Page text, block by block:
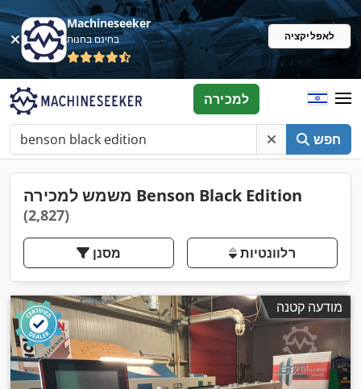
Machineseeker
בחינם בחנות לאפליקציה
חפש
למכירה
משמש למכירה Benson Black Edition
(2,827)
מסנן רלוונטיות
מודעה קטנה